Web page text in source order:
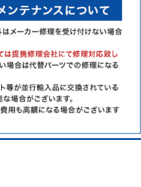
合がございますが、在庫品の仕様で販
いたします。
を撮影しております。
色目が異なる場合がございます。
ライバシーの関係上WEBへの掲載を控
ません。
のご注文と店頭処理との時間差で在庫
。